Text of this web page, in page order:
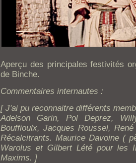
Aperçu des principales festivités
de Binche.
Commentaires internautes :
[ J'ai pu reconnaitre différents
Adelson Garin, Pol Deprez,
Bouffioulx, Jacques Roussel,
Récalcitrants. Maurice Davoine (
Warolus et Gilbert Lété pour les
Maxims. ]